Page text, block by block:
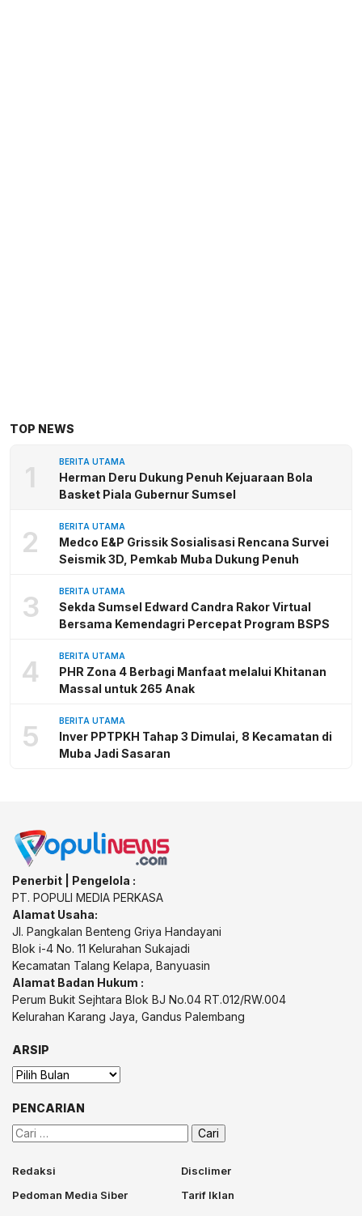
TOP NEWS
1 BERITA UTAMA
Herman Deru Dukung Penuh Kejuaraan Bola
Basket Piala Gubernur Sumsel
2 BERITA UTAMA
Medco E&P Grissik Sosialisasi Rencana Survei
Seismik 3D, Pemkab Muba Dukung Penuh
3 BERITA UTAMA
Sekda Sumsel Edward Candra Rakor Virtual
Bersama Kemendagri Percepat Program BSPS
4 BERITA UTAMA
PHR Zona 4 Berbagi Manfaat melalui Khitanan
Massal untuk 265 Anak
5 BERITA UTAMA
Inver PPTPKH Tahap 3 Dimulai, 8 Kecamatan di
Muba Jadi Sasaran
Penerbit | Pengelola :
PT. POPULI MEDIA PERKASA
Alamat Usaha:
Jl. Pangkalan Benteng Griya Handayani
Blok i-4 No. 11 Kelurahan Sukajadi
Kecamatan Talang Kelapa, Banyuasin
Alamat Badan Hukum :
Perum Bukit Sejhtara Blok BJ No.04 RT.012/RW.004
Kelurahan Karang Jaya, Gandus Palembang
ARSIP
Arsip
PENCARIAN
Cari
Redaksi
Disclimer
Pedoman Media Siber
Tarif Iklan